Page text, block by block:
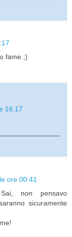
fame ;)
16:17
ore 00:41
non pensavo
sicuramente